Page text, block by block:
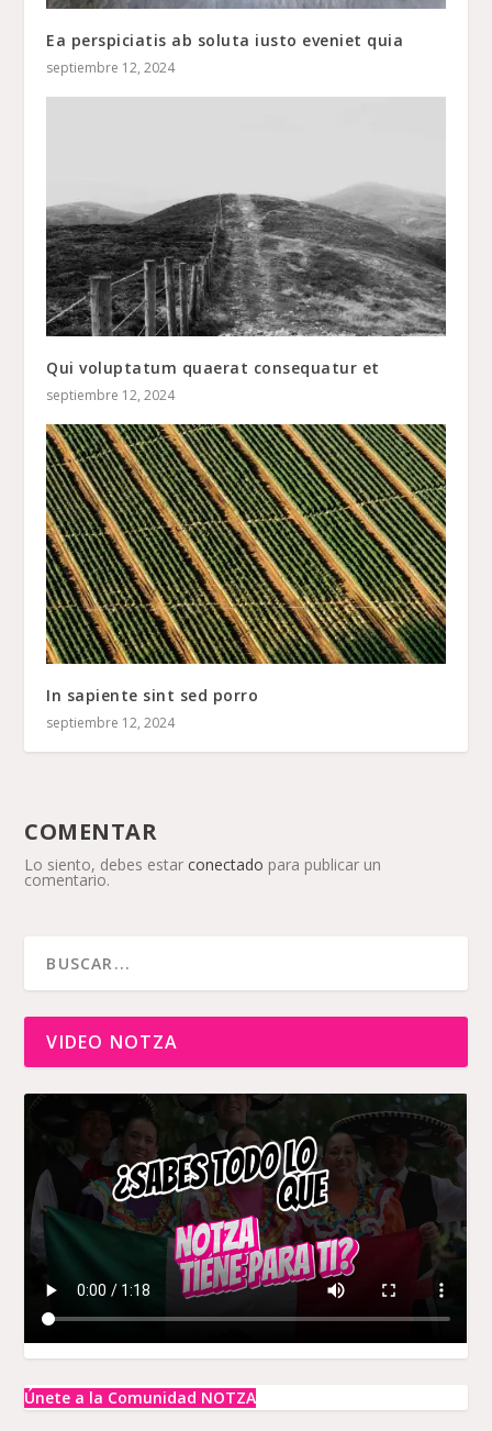
Ea perspiciatis ab soluta iusto eveniet quia
septiembre 12, 2024
Qui voluptatum quaerat consequatur et
septiembre 12, 2024
In sapiente sint sed porro
septiembre 12, 2024
COMENTAR
Lo siento, debes estarconectado para publicar un
comentario.
VIDEO NOTZA
Únete a la Comunidad NOTZA